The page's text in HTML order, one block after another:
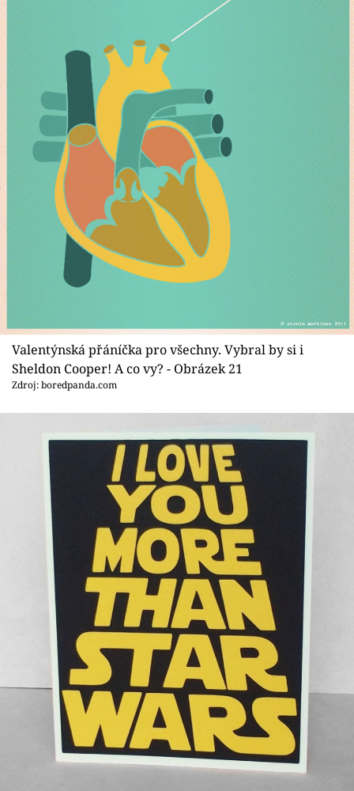
Valentýnská přáníčka pro všechny. Vybral by si i
Sheldon Cooper! A co vy? - Obrázek 21
Zdroj: boredpanda.com